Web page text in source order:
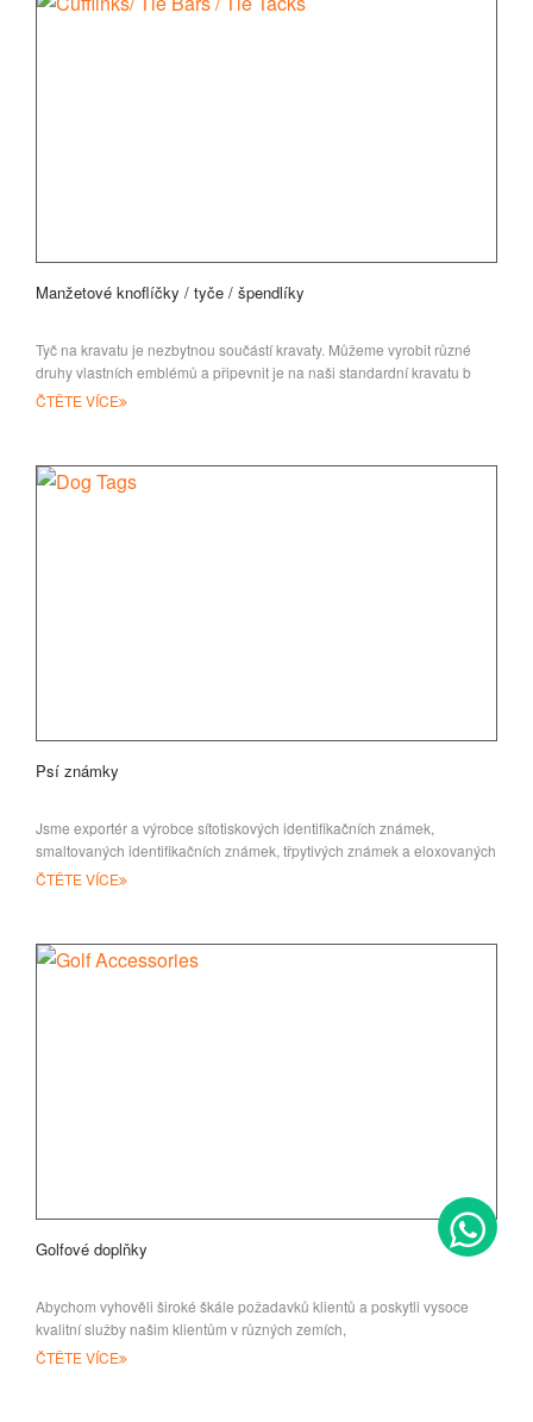
Manžetové knoflíčky / tyče / špendlíky
Tyč na kravatu je nezbytnou součástí kravaty. Můžeme vyrobit různé
druhy vlastních emblémů a připevnit je na naši standardní kravatu b
ČTĚTE VÍCE
Psí známky
Jsme exportér a výrobce sítotiskových identifikačních známek,
smaltovaných identifikačních známek, třpytivých známek a eloxovaných
hliníkových identifikačních známek pro
ČTĚTE VÍCE
Golfové doplňky
Abychom vyhověli široké škále požadavků klientů a poskytli vysoce
kvalitní služby našim klientům v různých zemích,
ČTĚTE VÍCE